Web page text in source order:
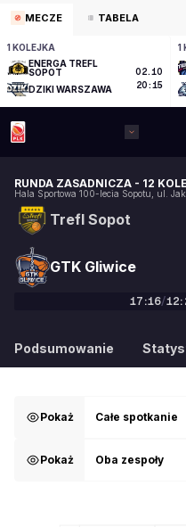
MECZE TABELA
1 KOLEJKA
ENERGA TREFL
SOPOT
DZIKI WARSZAWA
02.10
20:15
1
RUNDA ZASADNICZA - 12
Hala Sportowa 100-lecia Sopotu ul.
Trefl Sopot
GTK Gliwice
17:16/12:
Podsumowanie
Pokaż Całe spotkanie
Pokaż Oba zespoły